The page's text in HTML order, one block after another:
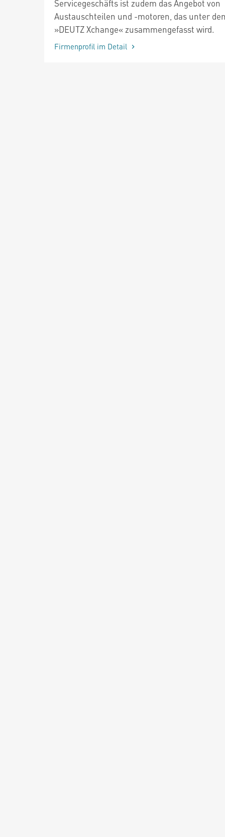
Servicegeschäfts ist zudem das Angebot von
Austauschteilen und -motoren, das unter
»DEUTZ Xchange« zusammengefasst wird.
Firmenprofil im Detail